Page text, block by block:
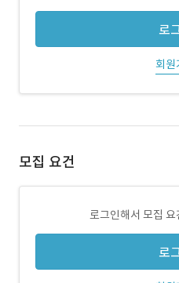
로
회원
모집 요건
로그인해서 모집
로